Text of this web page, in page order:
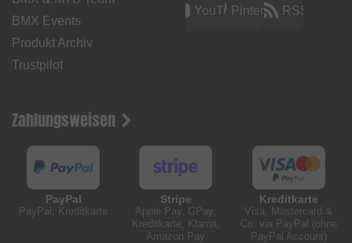
BMX Events
Produkt Archiv
Trustpilot
YouTubePinterest RSS
Zahlungsweisen
PayPal
PayPal, Kreditkarte
Stripe
Apple Pay, GPay,
Kreditkarte, Klarna,
Amazon Pay
Kreditkarte
Visa, Mastercard &
Co. via PayPal (ohne
PayPal Account)